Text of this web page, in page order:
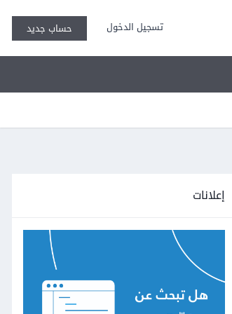
تسجيل الدخول حساب جديد
إعلانات